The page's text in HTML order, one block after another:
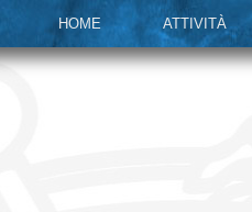
HOME ATTIVITÀ